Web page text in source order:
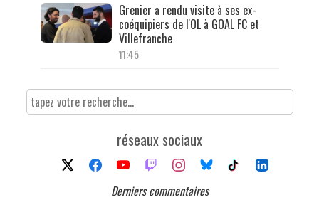
Grenier a rendu visite à ses ex-
coéquipiers de l'OL à GOAL FC et
Villefranche
11:45
réseaux sociaux
Derniers commentaires